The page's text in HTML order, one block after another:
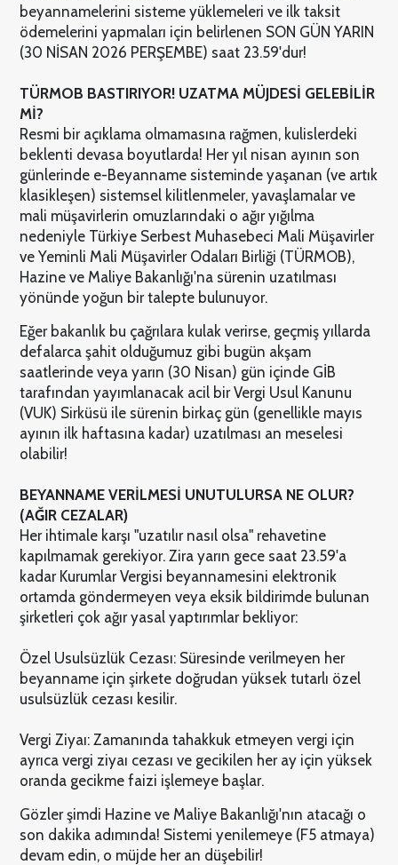
beyannamelerini sisteme yüklemeleri ve ilk taksit
ödemelerini yapmaları için belirlenen SON GÜN YARIN
(30 NİSAN 2026 PERŞEMBE) saat 23.59'dur!
TÜRMOB BASTIRIYOR! UZATMA MÜJDESİ GELEBİLİR
Mİ?
Resmi bir açıklama olmamasına rağmen, kulislerdeki
beklenti devasa boyutlarda! Her yıl nisan ayının son
günlerinde e-Beyanname sisteminde yaşanan (ve artık
klasikleşen) sistemsel kilitlenmeler, yavaşlamalar ve
mali müşavirlerin omuzlarındaki o ağır yığılma
nedeniyle Türkiye Serbest Muhasebeci Mali Müşavirler
ve Yeminli Mali Müşavirler Odaları Birliği (TÜRMOB),
Hazine ve Maliye Bakanlığı'na sürenin uzatılması
yönünde yoğun bir talepte bulunuyor.
Eğer bakanlık bu çağrılara kulak verirse, geçmiş yıllarda
defalarca şahit olduğumuz gibi bugün akşam
saatlerinde veya yarın (30 Nisan) gün içinde GİB
tarafından yayımlanacak acil bir Vergi Usul Kanunu
(VUK) Sirküsü ile sürenin birkaç gün (genellikle mayıs
ayının ilk haftasına kadar) uzatılması an meselesi
olabilir!
BEYANNAME VERİLMESİ UNUTULURSA NE OLUR?
(AĞIR CEZALAR)
Her ihtimale karşı "uzatılır nasıl olsa" rehavetine
kapılmamak gerekiyor. Zira yarın gece saat 23.59'a
kadar Kurumlar Vergisi beyannamesini elektronik
ortamda göndermeyen veya eksik bildirimde bulunan
şirketleri çok ağır yasal yaptırımlar bekliyor:
Özel Usulsüzlük Cezası: Süresinde verilmeyen her
beyanname için şirkete doğrudan yüksek tutarlı özel
usulsüzlük cezası kesilir.
Vergi Ziyaı: Zamanında tahakkuk etmeyen vergi için
ayrıca vergi ziyaı cezası ve gecikilen her ay için yüksek
oranda gecikme faizi işlemeye başlar.
Gözler şimdi Hazine ve Maliye Bakanlığı'nın atacağı o
son dakika adımında! Sistemi yenilemeye (F5 atmaya)
devam edin, o müjde her an düşebilir!